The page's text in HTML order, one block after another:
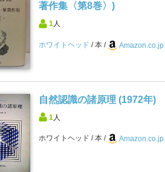
著作集〈第8巻〉)
1人
ホワイトヘッド 本 Amazon.co.jp
自然認識の諸原理 (1972年)
1 人
ホワイトヘッド 本 Amazon.co.jp